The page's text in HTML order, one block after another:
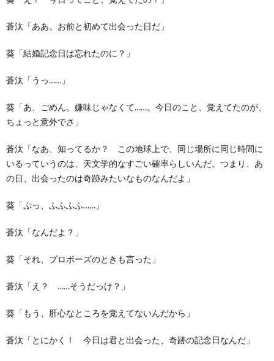
蒼汰「ああ。お前と初めて出会った日だ」
葵「結婚記念日は忘れたのに？」
蒼汰「うっ……」
葵「あ、ごめん。嫌味じゃなくて……。今日のこと、覚えてたのが、
ちょっと意外でさ」
蒼汰「なあ、知ってるか？ この地球上で、同じ場所に同じ時間に
いるっていうのは、天文学的なすごい確率らしいんだ。つまり、あ
の日、出会ったのは奇跡みたいなものなんだよ」
葵「ぷっ、ふふふふ……」
蒼汰「なんだよ？」
葵「それ、プロボーズのときも言った」
蒼汰「え？ ……そうだっけ？」
葵「もう、肝心なところを覚えてないんだから」
蒼汰「とにかく！ 今日は君と出会った、奇跡の記念日なんだ」